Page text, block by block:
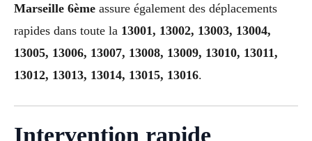
Marseille 6ème assure également des déplacements
rapides dans toute la 13001, 13002, 13003, 13004,
13005, 13006, 13007, 13008, 13009, 13010, 13011,
13012, 13013, 13014, 13015, 13016.
Intervention rapide